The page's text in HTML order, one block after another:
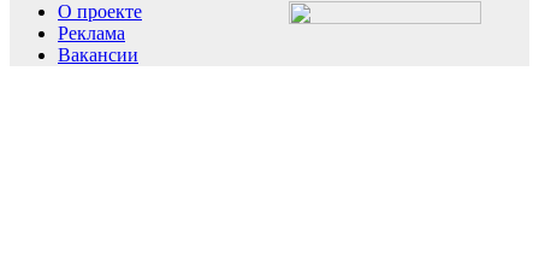
О проекте
Реклама
Вакансии